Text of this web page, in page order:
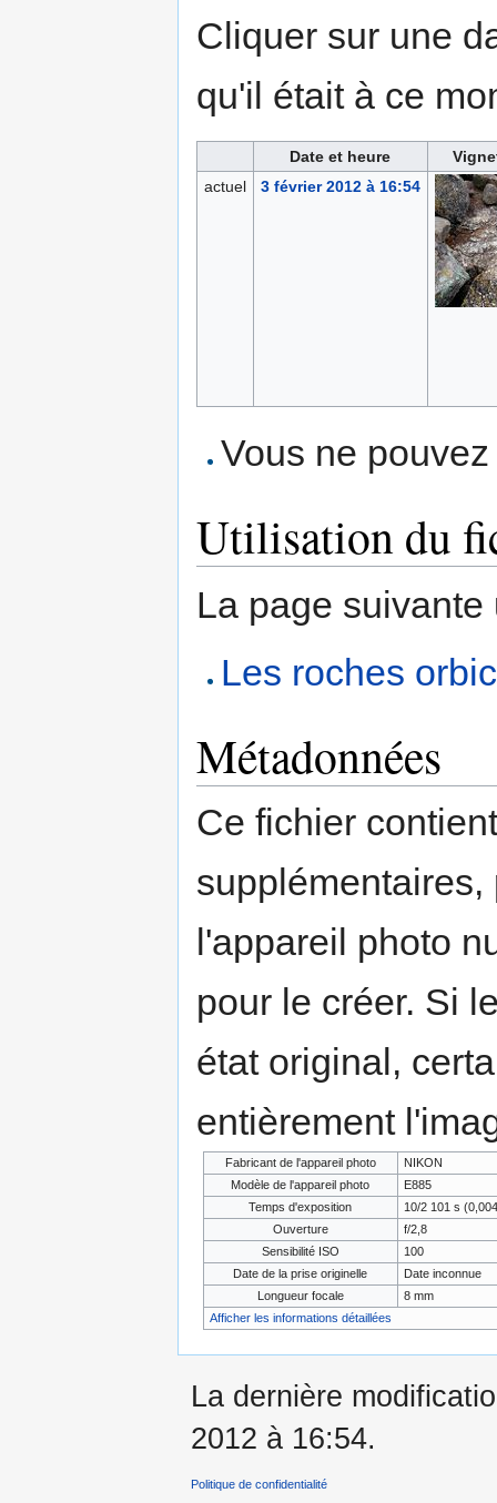
Cliquer sur une
qu'il était à ce
Date et heure
actuel
3 février 2012 à 16:54
Vous ne
Utilisation du
La page
Les roches
Métadonnées
Ce fichier
l'appareil photo
pour le créer. Si
état original,
entièrement
Fabricant de l'appareil photo
NIKON
Modèle de l'appareil photo
E885
Temps d'exposition
10/2 101 s
Ouverture
f/2,8
Sensibilité ISO
100
Date de la prise originelle
Date inconnue
Longueur focale
8 mm
Afficher les informations détaillées
La dernière
2012 à 16:54.
Politique de confidentialité